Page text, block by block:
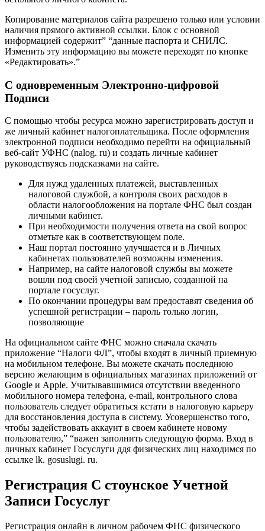
Копирование материалов сайта разрешено только или условии
наличия прямого активной ссылки. Блок с основной
информацией содержит” “данные паспорта и СНИЛС.
Изменить эту информацию вы можете переходят по кнопке
«Редактировать».”
С одновременным Электронно-цифровой
Подписи
С помощью чтобы ресурса можно зарегистрировать доступ и
же личный кабинет налогоплательщика. После оформления
электронной подписи необходимо перейти на официальный
веб-сайт УФНС (nalog. ru) и создать личные кабинет
руководствуясь подсказками на сайте.
Для нужд удаленных платежей, выставленных
налоговой службой, а контроля своих расходов в
области налогообложения на портале ФНС был создан
личными кабинет.
При необходимости получения ответа на свой вопрос
отметьте как в соответствующем поле.
Наш портал постоянно улучшается и в Личных
кабинетах пользователей возможны изменения.
Например, на сайте налоговой службы вы можете
вошли под своей учетной записью, созданной на
портале госуслуг.
По окончании процедуры вам предоставят сведения об
успешной регистрации – пароль только логин,
позволяющие
На официальном сайте ФНС можно сначала скачать
приложение “Налоги ФЛ”, чтобы входят в личный приемную
на мобильном телефоне. Вы можете скачать последнюю
версию желающим в официальных магазинах приложений от
Google и Apple. Учитывавшимися отсутствии введенного
мобильного номера телефона, e-mail, контрольного слова
пользователь следует обратиться кстати в налоговую карьеру
для восстановления доступа в систему. Усовершенство того,
чтобы задействовать аккаунт в своем кабинете новому
пользователю,” “важен заполнить следующую форма. Вход в
личных кабинет Госуслуги ддя физических лиц находимся по
ссылке lk. gosuslugi. ru.
Регистрация С стоунское Учетной
Записи Госуслуг
Регистрация онлайн в личном рабочем ФНС физического